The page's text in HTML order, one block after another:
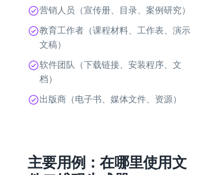
营销人员（宣传册、目录、案例研究）
教育工作者（课程材料、工作表、演示
文稿）
软件团队（下载链接、安装程序、文
档）
出版商（电子书、媒体文件、资源）
主要用例：在哪里使用文